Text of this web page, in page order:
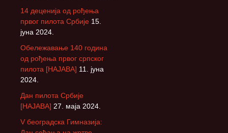
14 деценија од рођења
првог пилота Србије 15.
јуна 2024.
Обележавање 140 година
од рођења првог српског
пилота [НАЈАВА] 11. јуна
2024.
Дан пилота Србије
[НАЈАВА] 27. маја 2024.
V београдска Гимназија: